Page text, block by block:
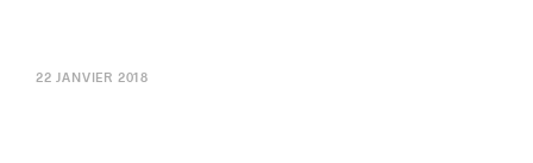
22 JANVIER 2018